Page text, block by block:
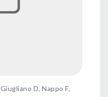
D, Nappo F,